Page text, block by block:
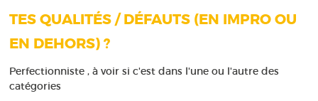
TES QUALITÉS / DÉFAUTS (EN IMPRO OU
EN DEHORS) ?
Perfectionniste , à voir si c'est dans l'une ou l'autre des
catégories